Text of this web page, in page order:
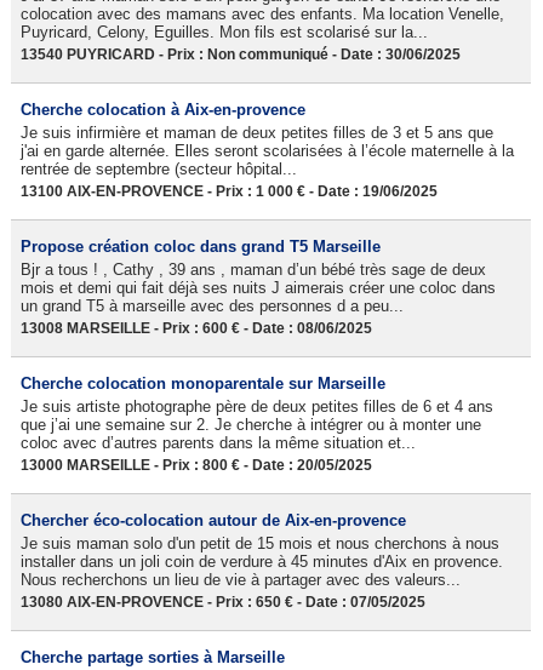
colocation avec des mamans avec des enfants. Ma location Venelle,
Puyricard, Celony, Eguilles. Mon fils est scolarisé sur la...
13540 PUYRICARD - Prix : Non communiqué - Date : 30/06/2025
Cherche colocation à Aix-en-provence
Je suis infirmière et maman de deux petites filles de 3 et 5 ans que
j'ai en garde alternée. Elles seront scolarisées à l’école maternelle à la
rentrée de septembre (secteur hôpital...
13100 AIX-EN-PROVENCE - Prix : 1 000 € - Date : 19/06/2025
Propose création coloc dans grand T5 Marseille
Bjr a tous ! , Cathy , 39 ans , maman d’un bébé très sage de deux
mois et demi qui fait déjà ses nuits J aimerais créer une coloc dans
un grand T5 à marseille avec des personnes d a peu...
13008 MARSEILLE - Prix : 600 € - Date : 08/06/2025
Cherche colocation monoparentale sur Marseille
Je suis artiste photographe père de deux petites filles de 6 et 4 ans
que j’ai une semaine sur 2. Je cherche à intégrer ou à monter une
coloc avec d’autres parents dans la même situation et...
13000 MARSEILLE - Prix : 800 € - Date : 20/05/2025
Chercher éco-colocation autour de Aix-en-provence
Je suis maman solo d'un petit de 15 mois et nous cherchons à nous
installer dans un joli coin de verdure à 45 minutes d'Aix en provence.
Nous recherchons un lieu de vie à partager avec des valeurs...
13080 AIX-EN-PROVENCE - Prix : 650 € - Date : 07/05/2025
Cherche partage sorties à Marseille